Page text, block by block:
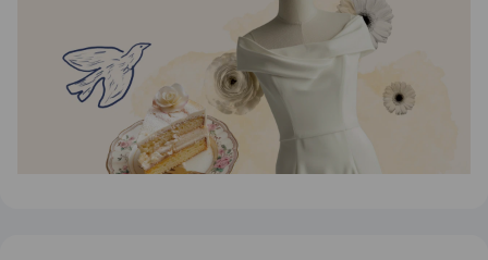
ЭФФЕКТИВНАЯ РЕКЛАМА НА САЙТЕ